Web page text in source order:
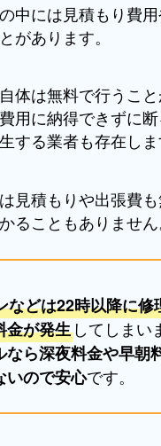
中には見積もり費
があります。
体は無料で行うこと
用に納得できずに
する業者も存在しま
見積もりや出張費
ることもありません
などは22時以降に修
金が発生してしまい
なら深夜料金や早朝
いので安心です。